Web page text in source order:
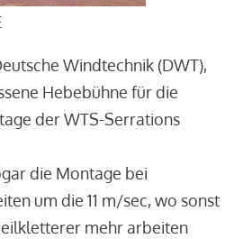
Windtechnik (DWT),
Hebebühne für die
der WTS-Serrations
die Montage bei
um die 11 m/sec, wo sonst
mehr arbeiten